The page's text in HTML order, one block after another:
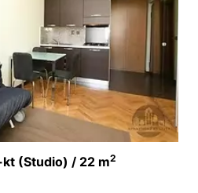
(Studio) / 22 m2